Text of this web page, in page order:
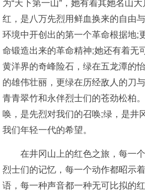
为“天下第一山”，她有着其她名山大
红，是八万先烈用鲜血换来的自由
环境中开创出的第一个革命根据地;
命锻造出来的革命精神;她还有着无
黄洋界的奇峰险石，绿在五龙潭的
的雄伟壮丽，更绿在历经敌人的刀
青青翠竹和永伴烈士们的苍劲松柏
唤，是先烈对我们的召唤;绿，是井
我们年轻一代的希望。
在井冈山上的红色之旅，每一
烈士们的记忆，每一个动作都昭示
语，每一种声音都一种无可比拟的